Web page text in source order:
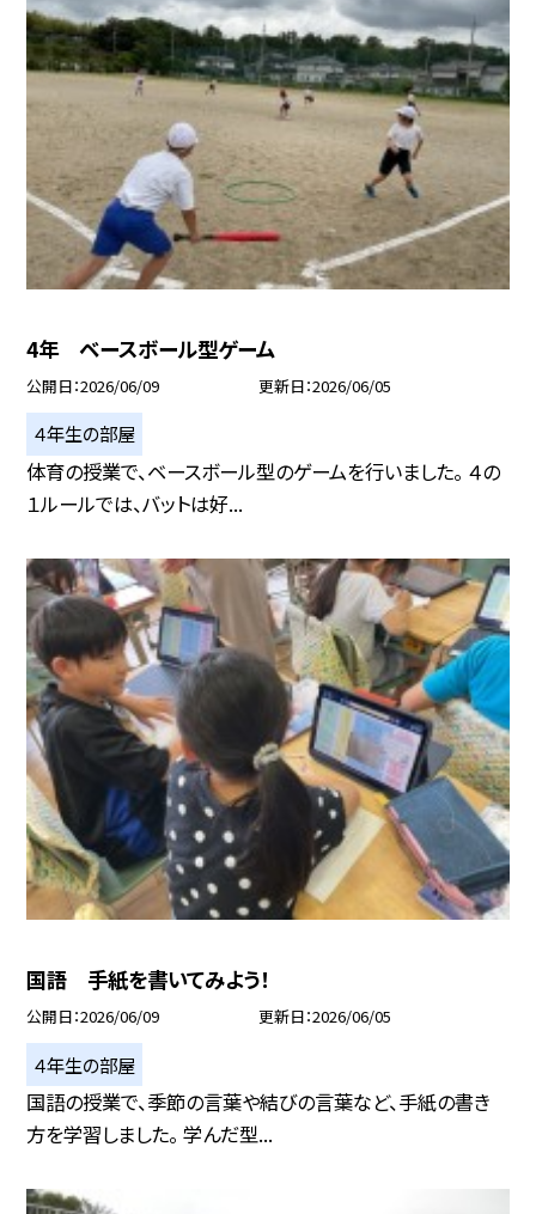
4年 ベースボール型ゲーム
公開日 2026/06/09 更新日 2026/06/05
４年生の部屋
体育の授業で、ベースボール型のゲームを行いました。 ４の
１ルールでは、バットは好...
国語 手紙を書いてみよう！
公開日 2026/06/09 更新日 2026/06/05
４年生の部屋
国語の授業で、季節の言葉や結びの言葉など、手紙の書き
方を学習しました。 学んだ型...